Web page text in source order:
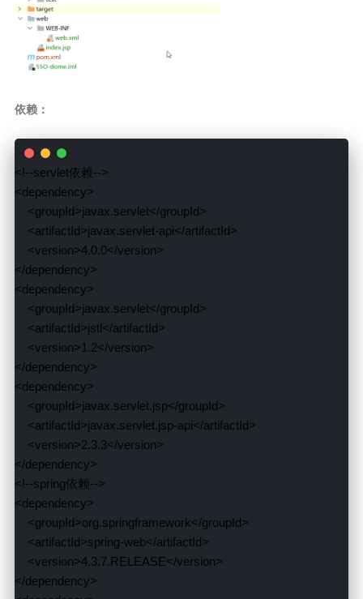
依赖：
<!--servlet依赖-->
<dependency>
    <groupId>javax.servlet</groupId>
    <artifactId>javax.servlet-api</artifactId>
    <version>4.0.0</version>
</dependency>
<dependency>
    <groupId>javax.servlet</groupId>
    <artifactId>jstl</artifactId>
    <version>1.2</version>
</dependency>
<dependency>
    <groupId>javax.servlet.jsp</groupId>
    <artifactId>javax.servlet.jsp-api</artifactId>
    <version>2.3.3</version>
</dependency>
<!--spring依赖-->
<dependency>
    <groupId>org.springframework</groupId>
    <artifactId>spring-web</artifactId>
    <version>4.3.7.RELEASE</version>
</dependency>